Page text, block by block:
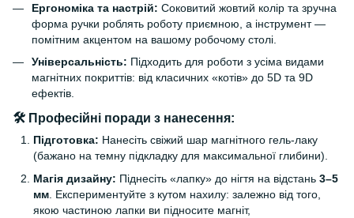
Ергономіка та настрій: Соковитий жовтий колір та зручна
форма ручки роблять роботу приємною, а інструмент —
помітним акцентом на вашому робочому столі.
Універсальність: Підходить для роботи з усіма видами
магнітних покриттів: від класичних «котів» до 5D та 9D
ефектів.
🛠 Професійні поради з нанесення:
Підготовка: Нанесіть свіжий шар магнітного гель-лаку
(бажано на темну підкладку для максимальної глибини).
Магія дизайну: Піднесіть «лапку» до нігтя на відстань 3–5
мм . Експериментуйте з кутом нахилу: залежно від того,
якою частиною лапки ви підносите магніт,